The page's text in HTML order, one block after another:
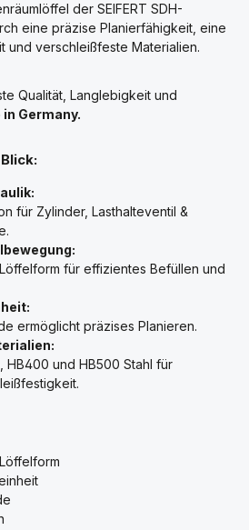
der SEIFERT SDH-
eine präzise Planierfähigkeit, eine
und verschleißfeste Materialien.
Qualität, Langlebigkeit und
in Germany.
für Zylinder, Lasthalteventil &
für effizientes Befüllen und
ermöglicht präzises Planieren.
HB400 und HB500 Stahl für